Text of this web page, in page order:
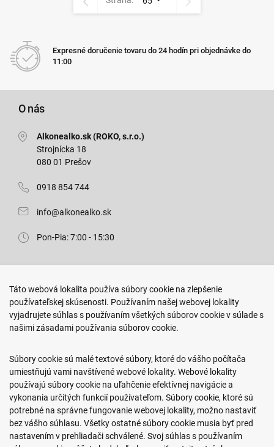
Expresné doručenie tovaru do 24 hodín pri objednávke do
11:00
O nás
Alkonealko.sk (ROKO, s.r.o.)
Strojnícka 18
080 01 Prešov
0918 854 744
info@alkonealko.sk
Pon-Pia: 7:00 - 15:30
Arm. gen. Svobodu 23/A
080 01 Prešov
0917 466 578
sekcovpredajna@doroka.sk
Pon-Ned: 9:00 - 20:00
Podmienky nákupu
Táto webová lokalita používa súbory cookie na zlepšenie
používateľskej skúsenosti. Používaním našej webovej lokality
vyjadrujete súhlas s používaním všetkých súborov cookie v súlade s
našimi zásadami používania súborov cookie.
Súbory cookie sú malé textové súbory, ktoré do vášho počítača
umiestňujú vami navštívené webové lokality. Webové lokality
používajú súbory cookie na uľahčenie efektívnej navigácie a
vykonania určitých funkcií používateľom. Súbory cookie, ktoré sú
potrebné na správne fungovanie webovej lokality, možno nastaviť
bez vášho súhlasu. Všetky ostatné súbory cookie musia byť pred
nastavením v prehliadači schválené. Svoj súhlas s používaním